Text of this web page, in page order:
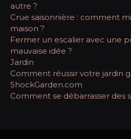
autre ?
Crue saisonnière : comment
maison ?
Fermer un escalier avec une
mauvaise idée ?
Jardin
Comment réussir votre jardin
ShockGarden.com
Comment se débarrasser des